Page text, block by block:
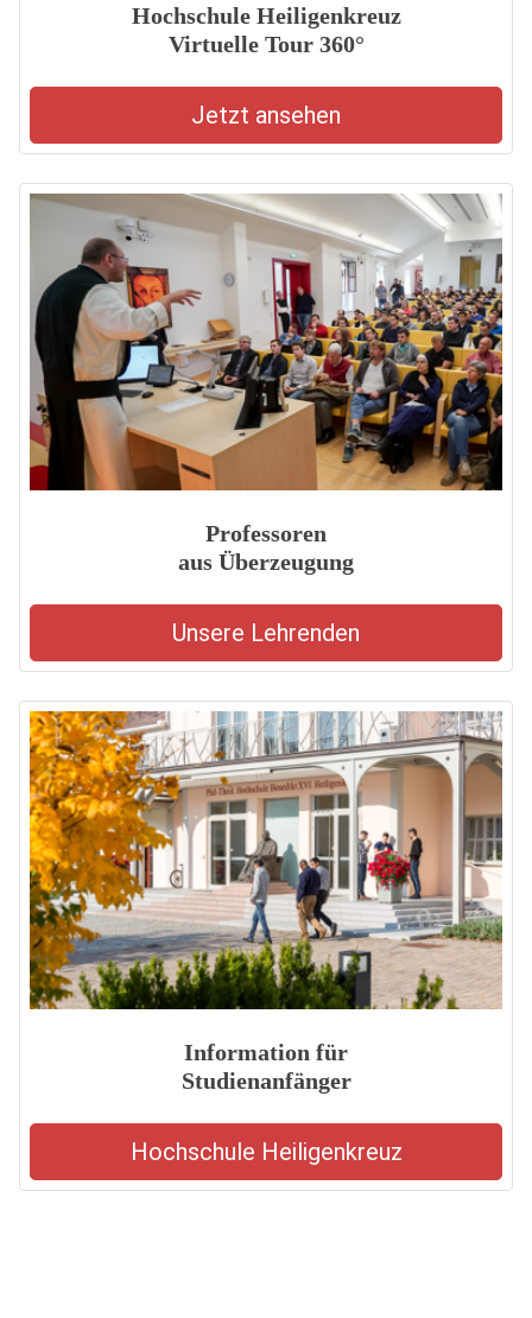
Hochschule Heiligenkreuz
Virtuelle Tour 360°
Jetzt ansehen
Professoren
aus Überzeugung
Unsere Lehrenden
Information für
Studienanfänger
Hochschule Heiligenkreuz